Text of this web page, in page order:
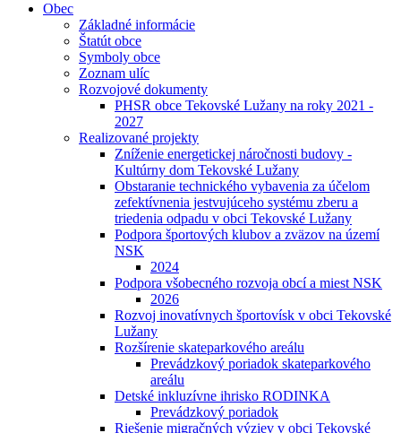
Obec
Základné informácie
Štatút obce
Symboly obce
Zoznam ulíc
Rozvojové dokumenty
PHSR obce Tekovské Lužany na roky 2021 -
2027
Realizované projekty
Zníženie energetickej náročnosti budovy -
Kultúrny dom Tekovské Lužany
Obstaranie technického vybavenia za účelom
zefektívnenia jestvujúceho systému zberu a
triedenia odpadu v obci Tekovské Lužany
Podpora športových klubov a zväzov na území
NSK
2024
Podpora všobecného rozvoja obcí a miest NSK
2026
Rozvoj inovatívnych športovísk v obci Tekovské
Lužany
Rozšírenie skateparkového areálu
Prevádzkový poriadok skateparkového
areálu
Detské inkluzívne ihrisko RODINKA
Prevádzkový poriadok
Riešenie migračných výziev v obci Tekovské